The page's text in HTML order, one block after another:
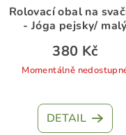
Rolovací obal na
- Jóga pejsky/ malý
380 Kč
Momentálně
DETAIL